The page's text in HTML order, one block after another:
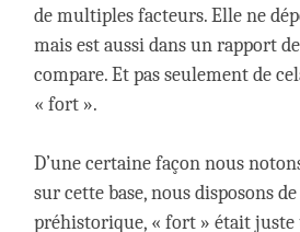
de multiples facteurs. Elle ne
mais est aussi dans un rapport
compare. Et pas seulement de
« fort ».
D’une certaine façon nous
sur cette base, nous disposons
préhistorique, « fort » était